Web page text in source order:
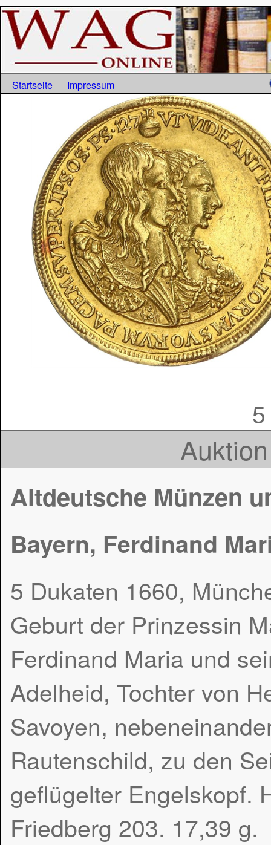
Startseite Impressum
Altdeutsche Münzen
Bayern, Ferdinand
5 Dukaten 1660,
Geburt der Prinzessin
Ferdinand Maria und
Adelheid, Tochter von
Savoyen,
Rautenschild, zu den
geflügelter Engelskopf.
Friedberg 203. 17,39 g.